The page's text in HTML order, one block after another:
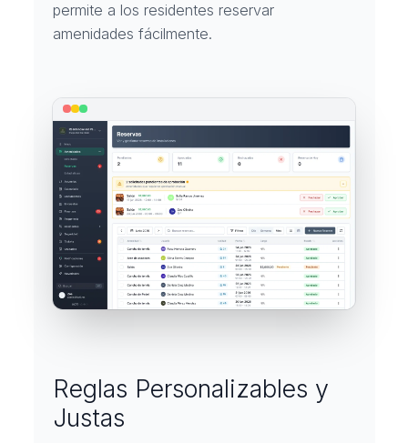
permite a los residentes reservar
amenidades fácilmente.
Reglas Personalizables y
Justas